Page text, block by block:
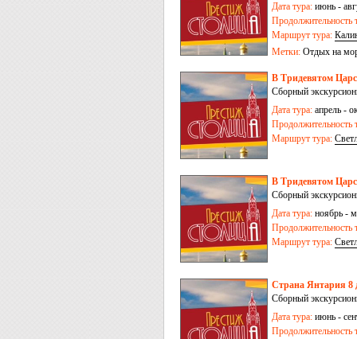
Дата тура: июнь -
Продолжительность
Маршрут тура:
Метки: Отдых на
В Тридевятом
Сборный
Дата тура: апрель -
Продолжительность
Маршрут тура:
В Тридевятом
Сборный
Дата тура: ноябрь -
Продолжительность
Маршрут тура:
Страна Янтария 8
Сборный
Дата тура: июнь -
Продолжительность